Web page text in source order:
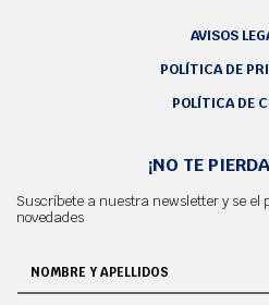
AVISOS
POLÍTICA DE
POLÍTICA DE
¡NO TE
Suscríbete a nuestra newsletter y se el
novedades
NOMBRE Y APELLIDOS